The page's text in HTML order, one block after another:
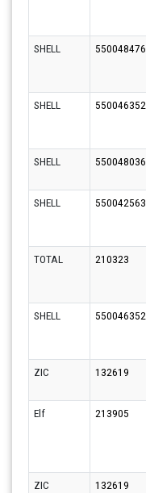
SHELL 550048476
SHELL 550046352
SHELL 550048036
SHELL
550042563
TOTAL 210323
SHELL 550046352
ZIC 132619
Elf
213905
ZIC 132619